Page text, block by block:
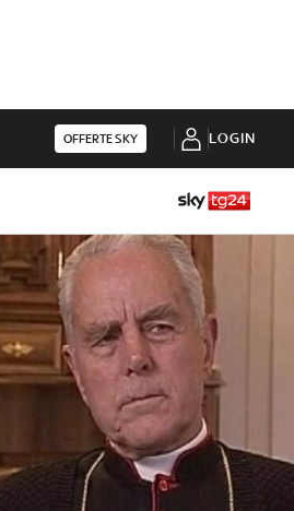
OFFERTE SKY LOGIN